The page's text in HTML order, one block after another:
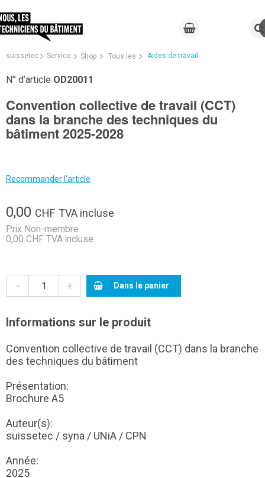
suissetec Service Shop Tous les Aides de travail
N° d’article OD20011
Convention collective de travail (CCT)
dans la branche des techniques du
bâtiment 2025-2028
Recommander l'article
0,00 CHF TVA incluse
Prix Non-membre
0,00 CHF TVA incluse
- + Dans le panier
Informations sur le produit
Convention collective de travail (CCT) dans la branche
des techniques du bâtiment
Présentation:
Brochure A5
Auteur(s):
suissetec / syna / UNiA / CPN
Année:
2025